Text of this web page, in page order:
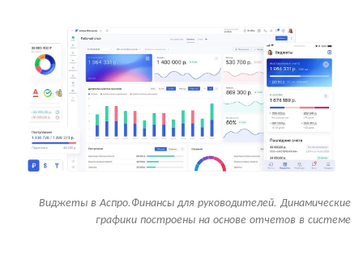
Виджеты в Аспро.Финансы для руководителей. Динамические
графики построены на основе отчетов в системе